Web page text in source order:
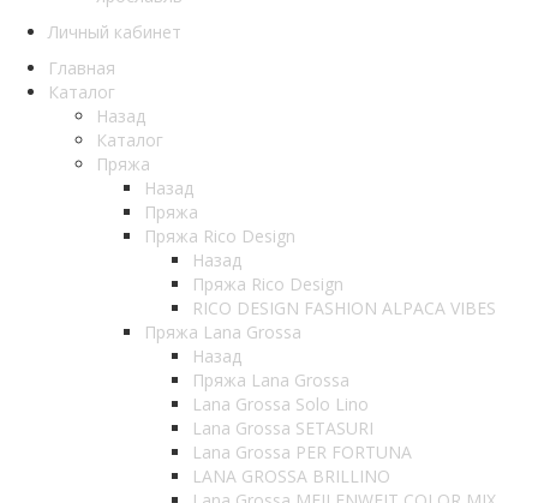
Личный кабинет
Главная
Каталог
Назад
Каталог
Пряжа
Назад
Пряжа
Пряжа Rico Design
Назад
Пряжа Rico Design
RICO DESIGN FASHION ALPACA VIBES
Пряжа Lana Grossa
Назад
Пряжа Lana Grossa
Lana Grossa Solo Lino
Lana Grossa SETASURI
Lana Grossa PER FORTUNA
LANA GROSSA BRILLINO